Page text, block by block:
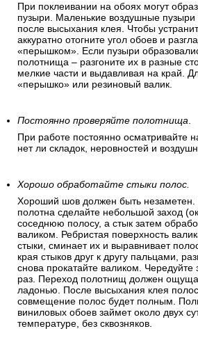
При поклеивании на обоях могут
пузыри. Маленькие воздушные пузыри
после высыхания клея. Чтобы
аккуратно отогните угол обоев и
«перышком». Если пузыри
полотнища – разгоните их в разные
мелкие части и выдавливая на край.
«перышко» или резиновый валик.
Постоянно проверяйте полотнища.
При работе постоянно осматривайте
нет ли складок, неровностей и
Хорошо обработайте стыки полос.
Хороший шов должен быть незаметен.
полотна сделайте небольшой заход
соседнюю полосу, а стык затем
валиком. Ребристая поверхность
стыки, сминает их и выравнивает
края стыков друг к другу пальцами,
снова прокатайте валиком. Чередуйте
раз. Переход полотнищ должен
ладонью. После высыхания клея
совмещение полос будет полным.
виниловых обоев займет около двух
температуре, без сквозняков.